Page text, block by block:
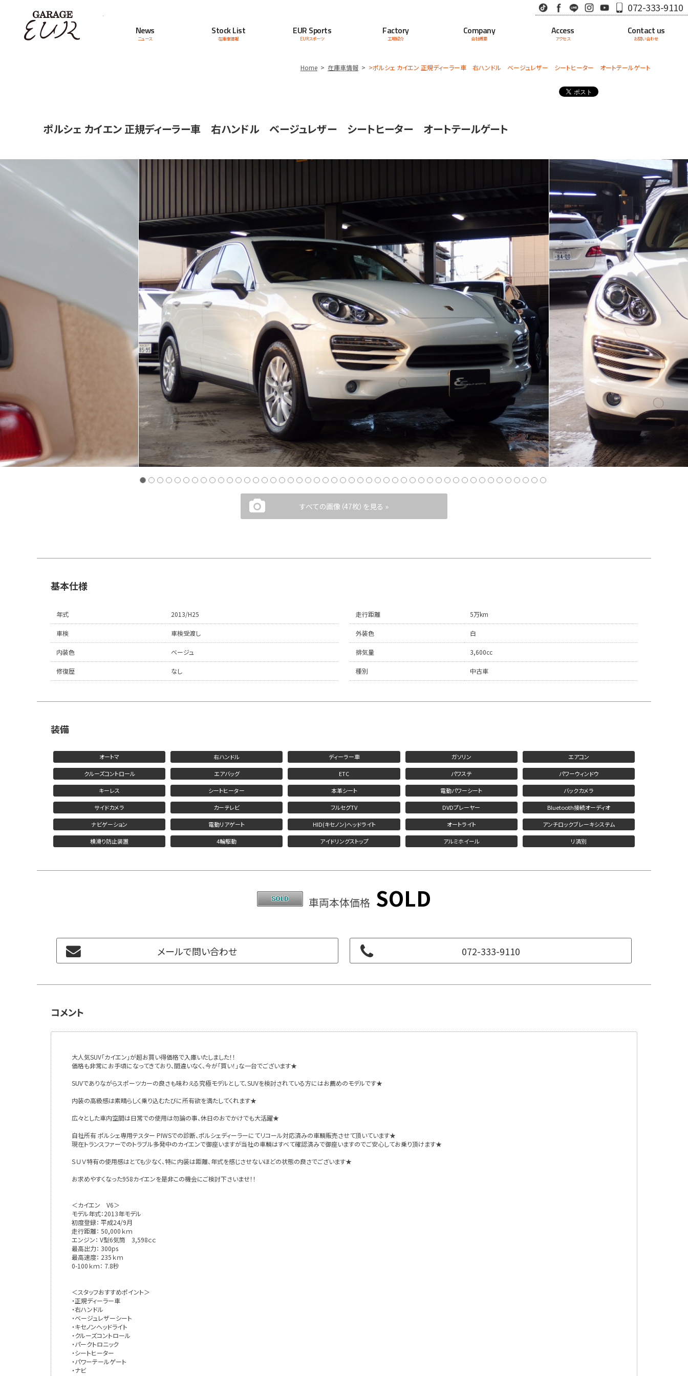
TikTok Facebook
LINE InstagramYoutube072-333-9110
News
ニュース
Stock List
在庫車情報
EUR Sports
EURスポーツ
Factory
工場紹介
Company
会社概要
Access
アクセス
Contact us
お問い合わせ
Home 在庫車情報 >ポルシェ カイエン 正規ディーラー車 右ハンドル ベージュレザー シートヒーター オートテールゲート
ポルシェ カイエン 正規ディーラー車 右ハンドル ベージュレザー シートヒーター オートテールゲート
すべての画像（47枚）を見る »
基本仕様
年式 2013/H25 走行距離 5万km
車検 車検受渡し 外装色 白
内装色 ベージュ 排気量 3,600cc
修復歴 なし 種別 中古車
装備
オートマ 右ハンドル ディーラー車 ガソリン エアコン
クルーズコントロール エアバッグ ETC パワステ パワーウィンドウ
キーレス シートヒーター 本革シート 電動パワーシート バックカメラ
サイドカメラ カーテレビ フルセグTV DVDプレーヤー Bluetooth接続オーディオ
ナビゲーション 電動リアゲート HID(キセノン)ヘッドライト オートライト アンチロックブレーキシステム
横滑り防止装置 4輪駆動 アイドリングストップ アルミホイール リ済別
車両本体価格 SOLD
メールで問い合わせ 072-333-9110
コメント
大人気SUV「カイエン」が超お買い得価格で入庫いたしました！！
価格も非常にお手頃になってきており、間違いなく、今が「買い！」な一台でございます★
SUVでありながらスポーツカーの良さも味わえる究極モデルとして、SUVを検討されている方にはお薦めのモデルです★
内装の高級感は素晴らしく乗り込むたびに所有欲を満たしてくれます★
広々とした車内空間は日常での使用は勿論の事、休日のおでかけでも大活躍★
自社所有 ポルシェ専用テスター PIWSでの診断、ポルシェディーラーにてリコール対応済みの車輌販売させて頂いています★
現在トランスファーでのトラブル多発中のカイエンで御座いますが当社の車輌はすべて確認済みで御座いますのでご安心してお乗り頂けます★
ＳＵＶ特有の使用感はとても少なく、特に内装は距離、年式を感じさせないほどの状態の良さでございます★
お求めやすくなった958カイエンを是非この機会にご検討下さいませ！！
＜カイエン V6＞
モデル年式：2013年モデル
初度登録： 平成24/9月
走行距離： 50,000ｋｍ
エンジン： V型6気筒 3,598ｃｃ
最高出力： 300ps
最高速度： 235ｋｍ
0-100ｋｍ： 7.8秒
＜スタッフおすすめポイント＞
・正規ディーラー車
・右ハンドル
・ベージュレザーシート
・キセノンヘッドライト
・クルーズコントロール
・パークトロニック
・シートヒーター
・パワーテールゲート
・ナビ